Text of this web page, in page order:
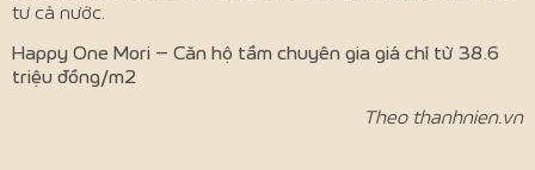
tư cả nước.
Happy One Mori – Căn hộ tầm chuyên gia giá chỉ từ 38.6
triệu đồng/m2
Theo thanhnien.vn